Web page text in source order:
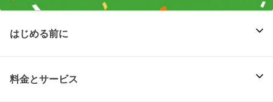
はじめる前に
料金とサービス